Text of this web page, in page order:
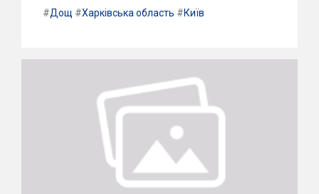
#Дощ #Харківська область #Київ